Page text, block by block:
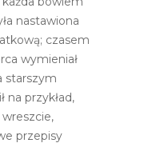
nastawiona
czasem
wymieniał
starszym
na przykład,
przepisy